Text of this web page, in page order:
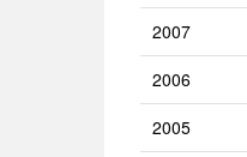
2007
2006
2005